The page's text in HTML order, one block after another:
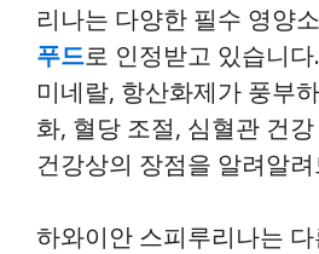
리나는 다양한 필수 영양
푸드로 인정받고 있습니
미네랄, 항산화제가 풍부
화, 혈당 조절, 심혈관 건
건강상의 장점을 알려알
하와이안 스피루리나는